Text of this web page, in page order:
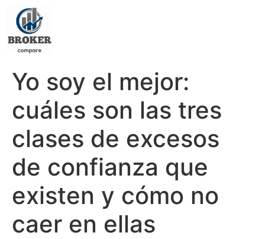
Yo soy el mejor:
cuáles son las tres
clases de excesos
de confianza que
existen y cómo no
caer en ellas